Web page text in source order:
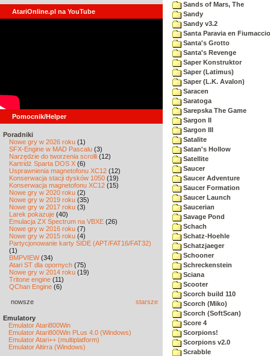
AtariOnline.pl na YouTube
Pomocnik/Helper
Poradniki
Nowe gry w 2026 roku (1)
SFX-Engine w MAD Pascalu (3)
Narzędzie do tworzenia scrolli (12)
Kartridż Sparta DOS X (6)
Usprawnienia magnetofonu XC12 (12)
Konserwacja stacji dysków 1050 (19)
Konserwacja magnetofonu XC12 (15)
Nowe gry w 2020 roku (2)
Nowe gry w 2019 roku (35)
Nowe gry w 2017 roku (3)
Larek pokazuje (40)
Emulacja ZX Spectrum na VBXE (26)
Nowe gry w 2016 roku (7)
Nowe gry w 2015 roku (4)
Partycjonowanie karty SIDE (APT/FAT16/FAT32)
(1)
BMPVIEW(34)
Atari ST dla opornych (75)
Nowe gry w 2014 roku (19)
Tritone engine (11)
QChan Engine (6)
nowsze starsze
Emulatory
Emulator Atari800Win
Emulator Atari800Win PLus 4.0 (Windows)
Emulator Atari++ (multiplatform)
Emulator Altirra (Windows)
Sands of Mars, The
Sandy
Sandy v3.2
Santa Paravia en Fiumaccio
Santa's Grotto
Santa's Revenge
Saper Konstruktor
Saper (Latimus)
Saper (L.K. Avalon)
Saracen
Saratoga
Sarepska The Game
Sargon II
Sargon III
Satalite
Satan's Hollow
Satellite
Saucer
Saucer Adventure
Saucer Formation
Saucer Launch
Saucerian
Savage Pond
Schach
Schatz-Hoehle
Schatzjaeger
Schooner
Schreckenstein
Sciana
Scooter
Scorch build 110
Scorch (Miko)
Scorch (SoftScan)
Score 4
Scorpions!
Scorpions v2.0
Scrabble